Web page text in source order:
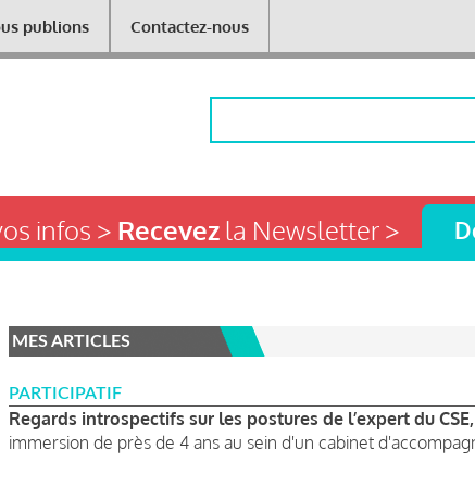
publions Contactez-nous
infos > Recevezla Newsletter >
MES ARTICLES
PARTICIPATIF
Regards introspectifs sur les postures de l’expert du
immersion de près de 4 ans au sein d'un cabinet